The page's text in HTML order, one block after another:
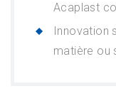
Acaplast
Innovation
matière ou